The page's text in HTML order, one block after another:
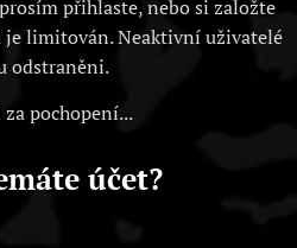
přihlaste, nebo si založte
je limitován. Neaktivní uživatelé
odstraněni.
za pochopení...
účet?